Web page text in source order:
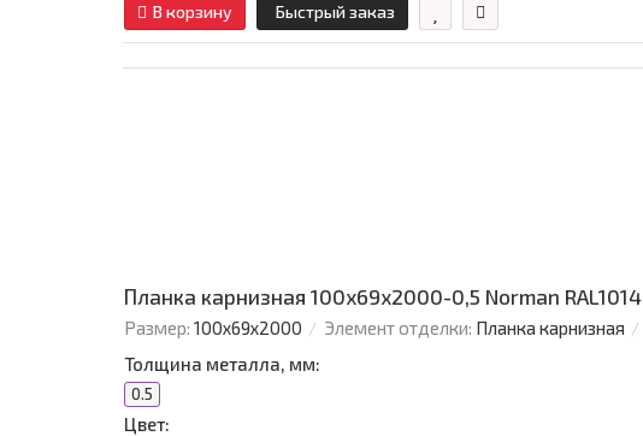
В корзину Быстрый заказ
Планка карнизная 100х69х2000-0,5 Norman RAL1014
Размер: 100х69х2000 Элемент отделки: Планка карнизная
Толщина металла, мм:
0.5
Цвет: